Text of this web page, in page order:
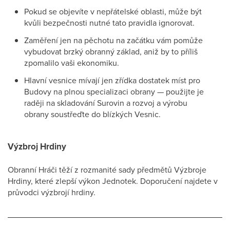
Pokud se objevíte v nepřátelské oblasti, může být
kvůli bezpečnosti nutné tato pravidla ignorovat.
Zaměření jen na pěchotu na začátku vám pomůže
vybudovat brzký obranný základ, aniž by to příliš
zpomalilo vaši ekonomiku.
Hlavní vesnice mívají jen zřídka dostatek míst pro
Budovy na plnou specializaci obrany — použijte je
raději na skladování Surovin a rozvoj a výrobu
obrany soustřeďte do blízkých Vesnic.
Výzbroj Hrdiny
Obranní Hráči těží z rozmanité sady předmětů Výzbroje
Hrdiny, které zlepší výkon Jednotek. Doporučení najdete v
průvodci výzbrojí hrdiny.